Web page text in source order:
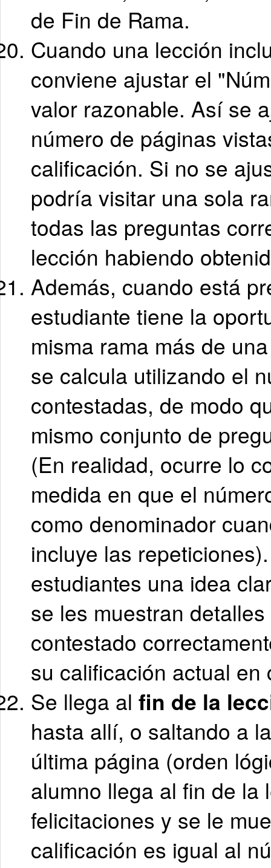
de Fin de Rama.
Cuando una lección
conviene ajustar el
valor razonable. Así se
número de páginas
calificación. Si no se
podría visitar una sola
todas las preguntas
lección habiendo
Además, cuando está
estudiante tiene la
misma rama más de
se calcula utilizando el
contestadas, de modo
mismo conjunto de
(En realidad, ocurre lo
medida en que el
como denominador
incluye las
estudiantes una idea
se les muestran
contestado
su calificación actual en
Se llega al fin de la
hasta allí, o saltando a
última página (orden
alumno llega al fin de la
felicitaciones y se le
calificación es igual al